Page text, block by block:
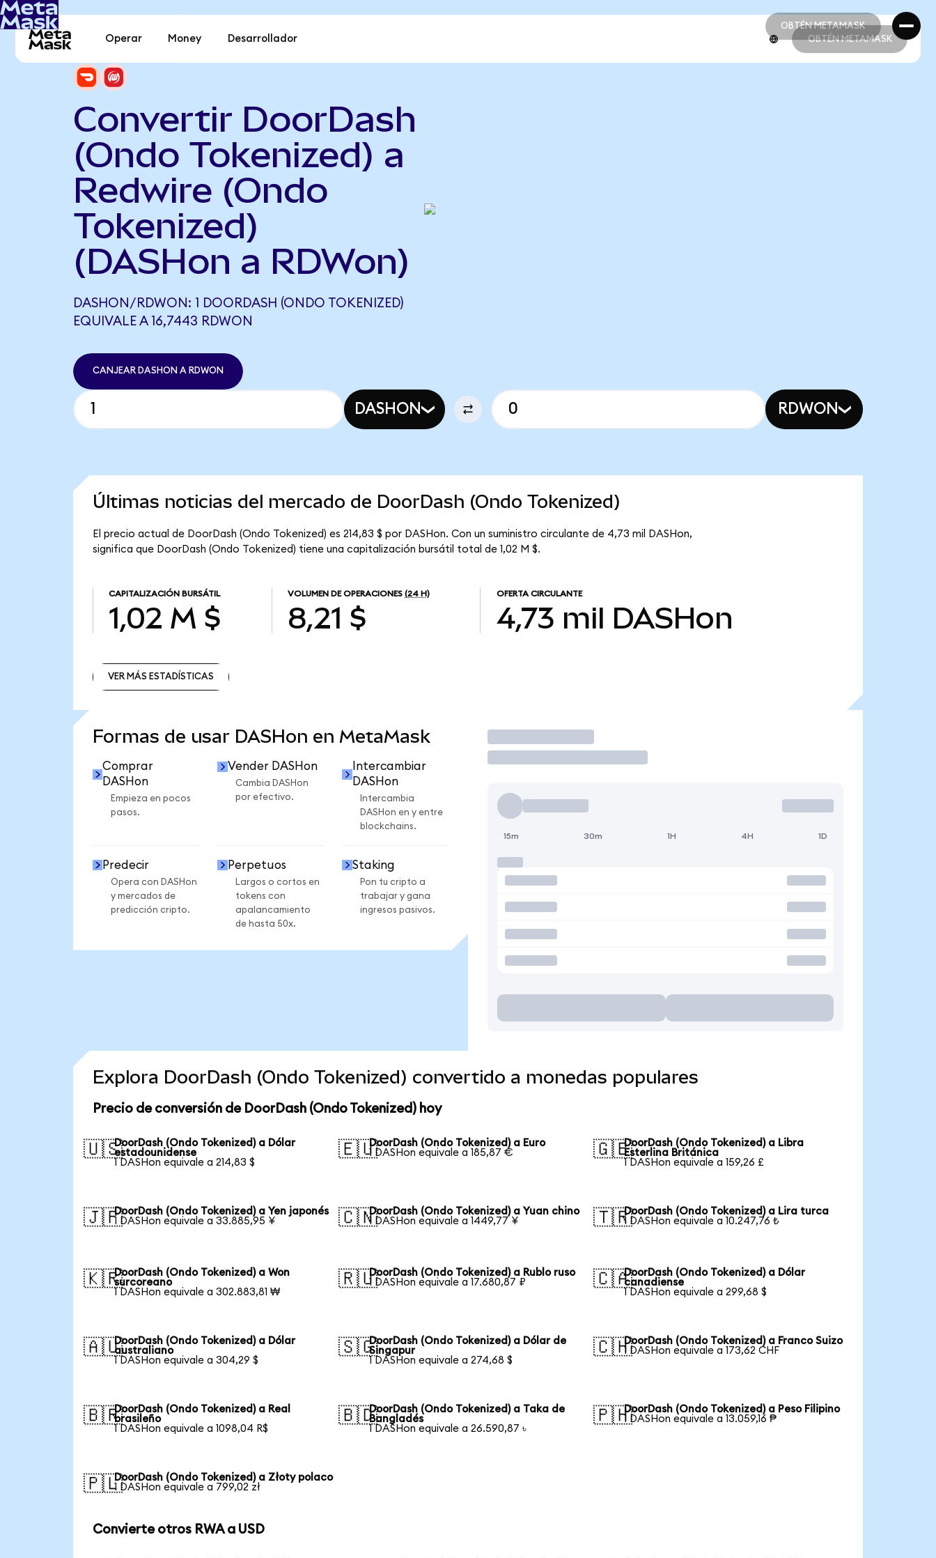
OBTÉN METAMASK
OBTÉN METAMASK
Operar Money Desarrollador OBTÉN METAMASK
Convertir DoorDash
(Ondo Tokenized) a
Redwire (Ondo
Tokenized)
(DASHon a RDWon)
DASHON/RDWON: 1 DOORDASH (ONDO TOKENIZED)
EQUIVALE A 16,7443 RDWON
CANJEAR DASHON A RDWON
DASHON RDWON
Últimas noticias del mercado de DoorDash (Ondo Tokenized)
El precio actual de DoorDash (Ondo Tokenized) es 214,83 $ por DASHon. Con un suministro circulante de 4,73 mil DASHon,
significa que DoorDash (Ondo Tokenized) tiene una capitalización bursátil total de 1,02 M $.
CAPITALIZACIÓN BURSÁTIL
1,02 M $
VOLUMEN DE OPERACIONES (24 H)
8,21 $
OFERTA CIRCULANTE
4,73 mil DASHon
VER MÁS ESTADÍSTICAS
Formas de usar DASHon en MetaMask
Comprar
DASHon
Empieza en pocos
pasos.
Vender DASHon
Cambia DASHon
por efectivo.
Intercambiar
DASHon
Intercambia
DASHon en y entre
blockchains.
Predecir
Opera con DASHon
y mercados de
predicción cripto.
Perpetuos
Largos o cortos en
tokens con
apalancamiento
de hasta 50x.
Staking
Pon tu cripto a
trabajar y gana
ingresos pasivos.
Operar
15m 30m 1H 4H 1D
Explora DoorDash (Ondo Tokenized) convertido a monedas populares
Precio de conversión de DoorDash (Ondo Tokenized) hoy
🇺🇸DoorDash (Ondo Tokenized) a Dólar
estadounidense
1 DASHon equivale a 214,83 $
🇪🇺DoorDash (Ondo Tokenized) a Euro
1 DASHon equivale a 185,87 €
🇬🇧DoorDash (Ondo Tokenized) a Libra
Esterlina Británica
1 DASHon equivale a 159,26 £
🇯🇵DoorDash (Ondo Tokenized) a Yen japonés
1 DASHon equivale a 33.885,95 ¥
🇨🇳DoorDash (Ondo Tokenized) a Yuan chino
1 DASHon equivale a 1449,77 ¥
🇹🇷DoorDash (Ondo Tokenized) a Lira turca
1 DASHon equivale a 10.247,76 ₺
🇰🇷DoorDash (Ondo Tokenized) a Won
surcoreano
1 DASHon equivale a 302.883,81 ₩
🇷🇺DoorDash (Ondo Tokenized) a Rublo ruso
1 DASHon equivale a 17.680,87 ₽
🇨🇦DoorDash (Ondo Tokenized) a Dólar
canadiense
1 DASHon equivale a 299,68 $
🇦🇺DoorDash (Ondo Tokenized) a Dólar
australiano
1 DASHon equivale a 304,29 $
🇸🇬DoorDash (Ondo Tokenized) a Dólar de
Singapur
1 DASHon equivale a 274,68 $
🇨🇭DoorDash (Ondo Tokenized) a Franco Suizo
1 DASHon equivale a 173,62 CHF
🇧🇷DoorDash (Ondo Tokenized) a Real
brasileño
1 DASHon equivale a 1098,04 R$
🇧🇩DoorDash (Ondo Tokenized) a Taka de
Bangladés
1 DASHon equivale a 26.590,87 ৳
🇵🇭DoorDash (Ondo Tokenized) a Peso Filipino
1 DASHon equivale a 13.059,16 ₱
🇵🇱DoorDash (Ondo Tokenized) a Złoty polaco
1 DASHon equivale a 799,02 zł
Convierte otros RWA a USD